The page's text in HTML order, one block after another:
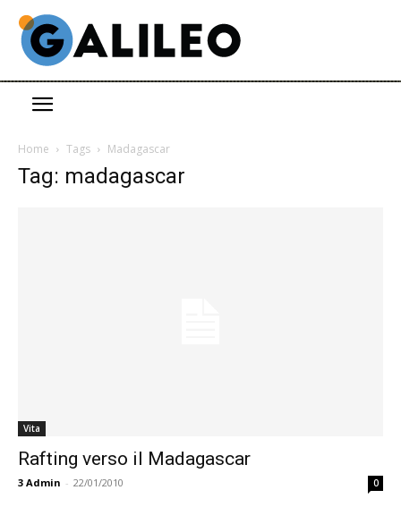
Home Tags Madagascar
Tag: madagascar
Vita
Rafting verso il Madagascar
3 Admin - 22/01/2010 0